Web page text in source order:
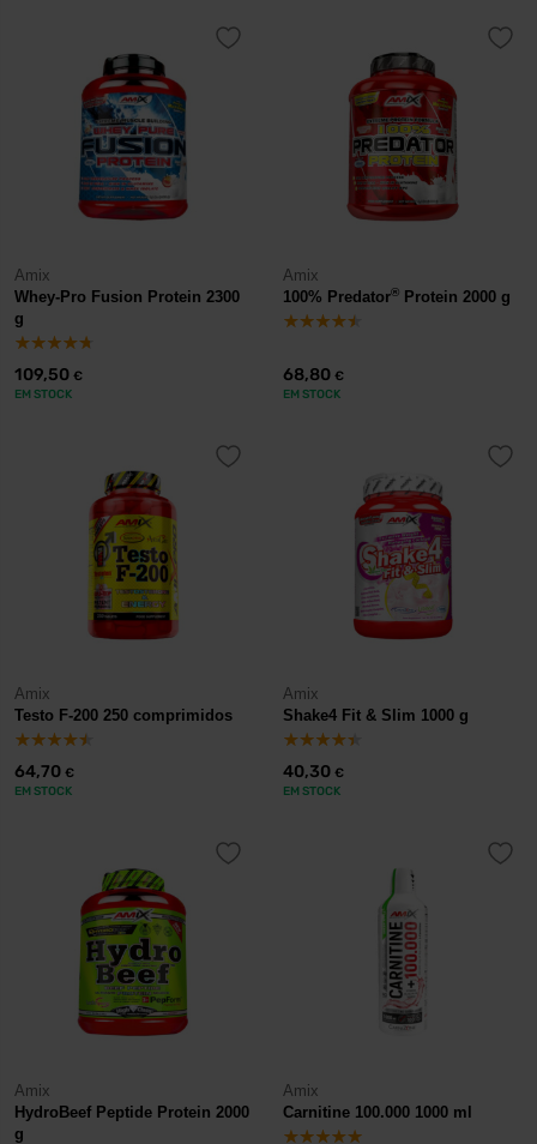
Amix
Whey-Pro Fusion Protein 2300
g
109,50 €
EM STOCK
Amix
100% Predator® Protein 2000 g
68,80 €
EM STOCK
Amix
Testo F-200 250 comprimidos
64,70 €
EM STOCK
Amix
Shake4 Fit & Slim 1000 g
40,30 €
EM STOCK
Amix
HydroBeef Peptide Protein 2000
g
Amix
Carnitine 100.000 1000 ml